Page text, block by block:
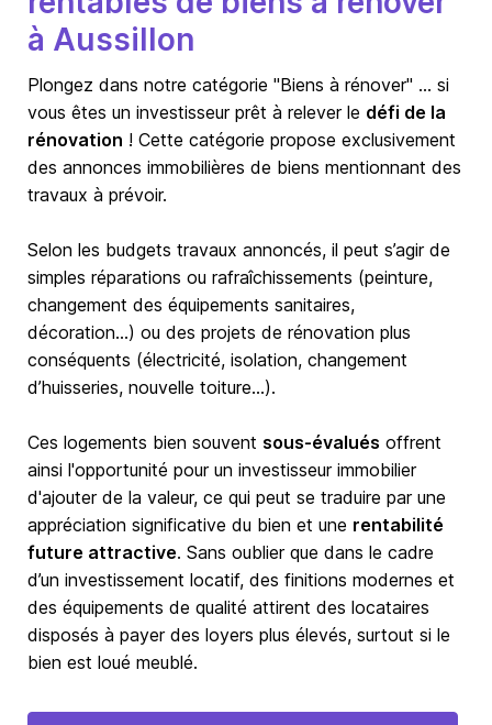
à Aussillon
Plongez dans notre catégorie "Biens à rénover" … si
vous êtes un investisseur prêt à relever le défi de la
rénovation ! Cette catégorie propose exclusivement
des annonces immobilières de biens mentionnant des
travaux à prévoir.
Selon les budgets travaux annoncés, il peut s’agir de
simples réparations ou rafraîchissements (peinture,
changement des équipements sanitaires,
décoration…) ou des projets de rénovation plus
conséquents (électricité, isolation, changement
d’huisseries, nouvelle toiture…).
Ces logements bien souvent sous-évalués offrent
ainsi l'opportunité pour un investisseur immobilier
d'ajouter de la valeur, ce qui peut se traduire par une
appréciation significative du bien et une rentabilité
future attractive. Sans oublier que dans le cadre
d’un investissement locatif, des finitions modernes et
des équipements de qualité attirent des locataires
disposés à payer des loyers plus élevés, surtout si le
bien est loué meublé.